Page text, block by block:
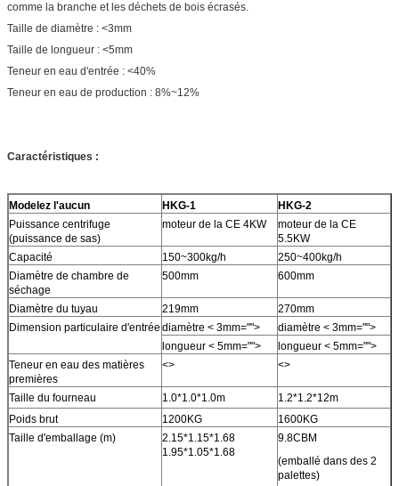
comme la branche et les déchets de bois écrasés.
Taille de diamètre : <3mm
Taille de longueur : <5mm
Teneur en eau d'entrée : <40%
Teneur en eau de production : 8%~12%
Caractéristiques :
Modelez l'aucun HKG-1
HKG-2
Puissance centrifuge
(puissance de sas)
moteur de la CE 4KW
moteur de la CE
5.5KW
Capacité
150~300kg/h
250~400kg/h
Diamètre de chambre de
séchage
500mm 600mm
Diamètre du tuyau 219mm
270mm
Dimension particulaire d'entrée diamètre < 3mm="">
diamètre < 3mm="">
longueur < 5mm="">
longueur < 5mm="">
Teneur en eau des matières
premières
<> <>
Taille du fourneau 1.0*1.0*1.0m
1.2*1.2*12m
Poids brut
1200KG
1600KG
Taille d'emballage (m)
2.15*1.15*1.68
1.95*1.05*1.68
9.8CBM
(emballé dans des 2
palettes)